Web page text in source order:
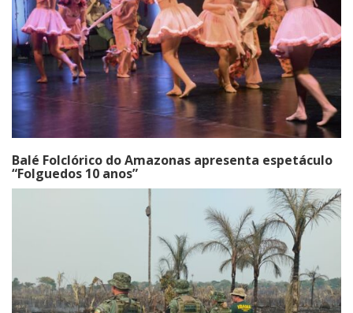
Balé Folclórico do Amazonas apresenta espetáculo
“Folguedos 10 anos”